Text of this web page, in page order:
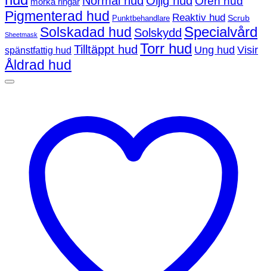
Pigmenterad hud Punktbehandlare Reaktiv hud Scrub
Sheetmask Solskadad hud Solskydd Specialvård
spänstfattig hud Tilltäppt hud Torr hud Ung hud Visir
Åldrad hud